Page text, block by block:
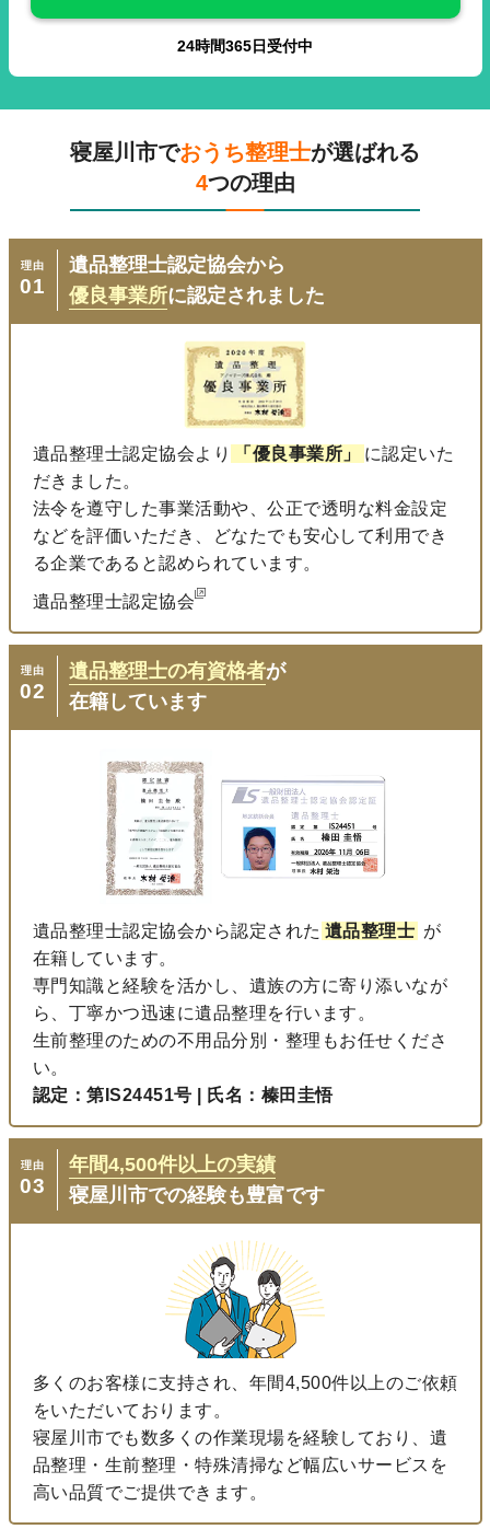
24時間365日受付中
寝屋川市でおうち整理士が選ばれる
4つの理由
理由
01
遺品整理士認定協会から
優良事業所に認定されました
遺品整理士認定協会より 「優良事業所」
に認定いた
だきました。
法令を遵守した事業活動や、公正で透明な料金設定
などを評価いただき、どなたでも安心して利用でき
る企業であると認められています。
遺品整理士認定協会
理由
02
遺品整理士の有資格者が
在籍しています
遺品整理士認定協会から認定された 遺品整理士 が
在籍しています。
専門知識と経験を活かし、遺族の方に寄り添いなが
ら、丁寧かつ迅速に遺品整理を行います。
生前整理のための不用品分別・整理もお任せくださ
い。
認定：第IS24451号 | 氏名：榛田圭悟
理由
03
年間4,500件以上の実績
寝屋川市での経験も豊富です
多くのお客様に支持され、年間4,500件以上のご依頼
をいただいております。
寝屋川市でも数多くの作業現場を経験しており、遺
品整理・生前整理・特殊清掃など幅広いサービスを
高い品質でご提供できます。